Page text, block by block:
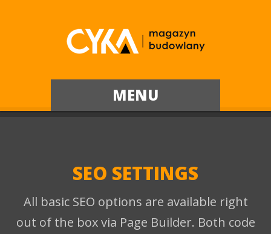
MENU
SEO SETTINGS
All basic SEO options are available right
out of the box via Page Builder. Both code